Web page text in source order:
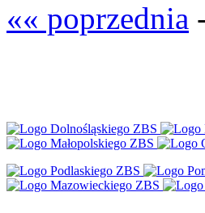
«« poprzednia